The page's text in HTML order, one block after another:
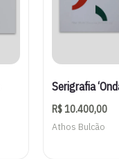
Serigrafia
R$10.400,00
Athos Bulcão